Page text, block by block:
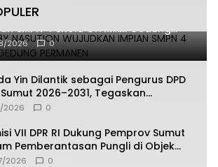
Bobby Nasution Wujudkan
SMPN 4 Sitolu Ori Miliki Gedung
2026 0
Yin Dilantik sebagai Pengurus DPD
Sumut 2026–2031, Tegaskan
Perkuat Toleransi dan
2026 0
VII DPR RI Dukung Pemprov Sumut
Pemberantasan Pungli di Objek
2026 0